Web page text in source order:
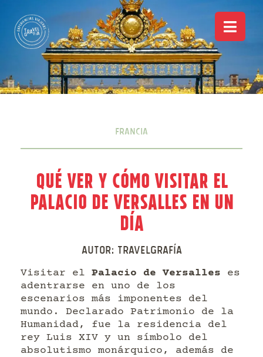
Francia
Qué ver y cómo visitar el
Palacio de Versalles en un
día
Autor: Travelgrafía
Visitar el Palacio de Versalles es
adentrarse en uno de los
escenarios más imponentes del
mundo. Declarado Patrimonio de la
Humanidad, fue la residencia del
rey Luis XIV y un símbolo del
absolutismo monárquico, además de